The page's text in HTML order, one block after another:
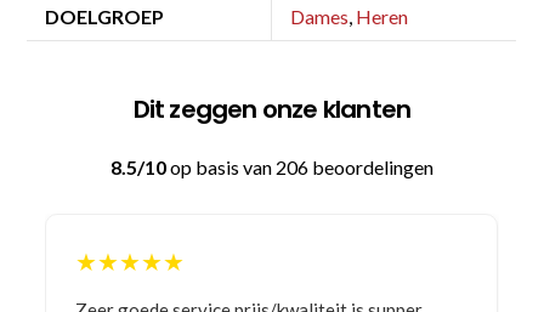
DOELGROEP Dames, Heren
Dit zeggen onze klanten
8.5/10op basis van 206 beoordelingen
★★★★★